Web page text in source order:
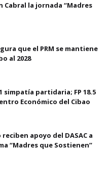
Cabral la jornada “Madres
que el PRM se mantiene
al 2028
simpatía partidaria; FP 18.5
Económico del Cibao
apoyo del DASAC a
“Madres que Sostienen”